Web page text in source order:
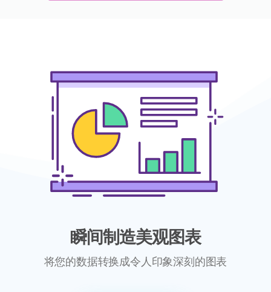
瞬间制造美观图表
将您的数据转换成令人印象深刻的图表